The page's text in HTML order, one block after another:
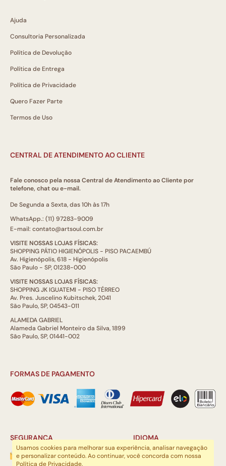
Ajuda
Consultoria Personalizada
Política de Devolução
Política de Entrega
Política de Privacidade
Quero Fazer Parte
Termos de Uso
CENTRAL DE ATENDIMENTO AO CLIENTE
Fale conosco pela nossa Central de Atendimento ao Cliente por
telefone, chat ou e-mail.
De Segunda a Sexta, das 10h às 17h
WhatsApp.: (11) 97283-9009
E-mail: contato@artsoul.com.br
VISITE NOSSAS LOJAS FÍSICAS:
SHOPPING PÁTIO HIGIENÓPOLIS - PISO PACAEMBÚ
Av. Higienópolis, 618 - Higienópolis
São Paulo - SP, 01238-000
VISITE NOSSAS LOJAS FÍSICAS:
SHOPPING JK IGUATEMI - PISO TÉRREO
Av. Pres. Juscelino Kubitschek, 2041
São Paulo, SP, 04543-011
ALAMEDA GABRIEL
Alameda Gabriel Monteiro da Silva, 1899
São Paulo, SP, 01441-002
FORMAS DE PAGAMENTO
SEGURANÇA IDIOMA
Usamos cookies para melhorar sua experiência, analisar navegação
e personalizar conteúdo. Ao continuar, você concorda com nossa
Política de Privacidade.